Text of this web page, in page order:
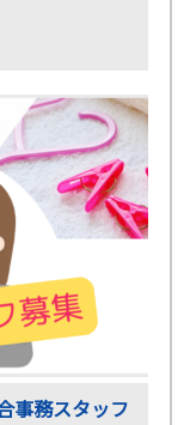
事務スタッフ